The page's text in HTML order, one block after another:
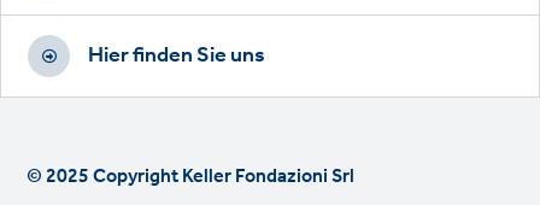
Hier finden Sie uns
© 2025 Copyright Keller Fondazioni Srl